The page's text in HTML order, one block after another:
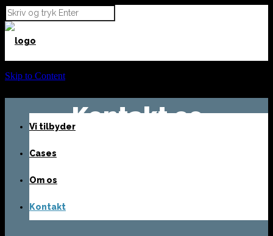
Vi tilbyder
Cases
Om os
Kontakt
Skip to Content
Kontakt os